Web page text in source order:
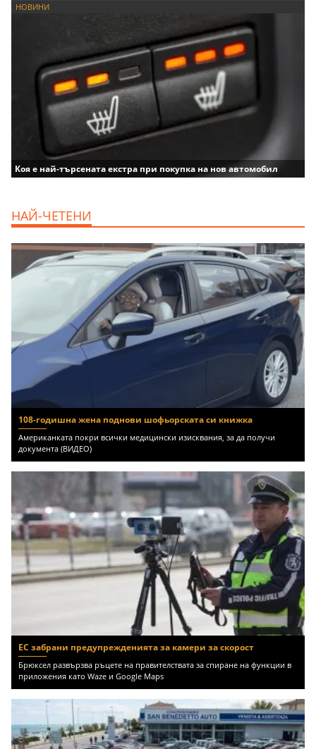
НОВИНИ
Коя е най-търсената екстра при покупка на нов автомобил
НАЙ-ЧЕТЕНИ
108-годишна жена поднови шофьорската си книжка
Американката покри всички медицински изисквания, за да получи
документа (ВИДЕО)
ЕС забрани предупрежденията за камери за скорост
Брюксел развързва ръцете на правителствата за спиране на функции в
приложения като Waze и Google Maps